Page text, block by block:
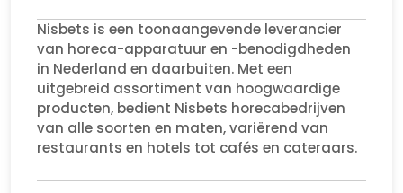
Nisbets is een toonaangevende leverancier
van horeca-apparatuur en -benodigdheden
in Nederland en daarbuiten. Met een
uitgebreid assortiment van hoogwaardige
producten, bedient Nisbets horecabedrijven
van alle soorten en maten, variërend van
restaurants en hotels tot cafés en cateraars.